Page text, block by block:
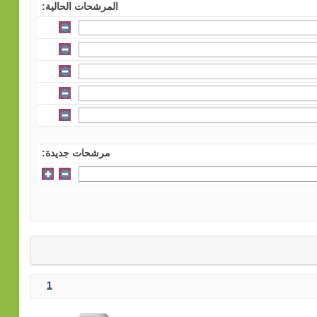
المرشحات الحالية:
مرشحات جديدة:
1